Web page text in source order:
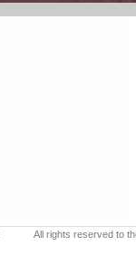
All rights reserved to